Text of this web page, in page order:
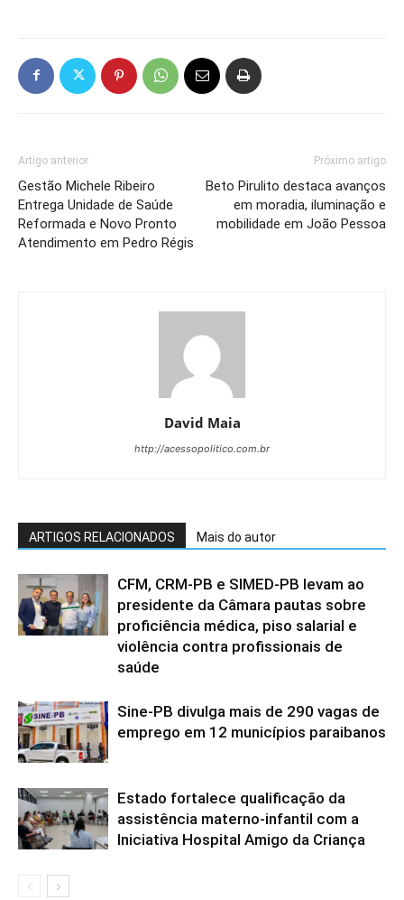
Artigo anterior
Gestão Michele Ribeiro
Entrega Unidade de Saúde
Reformada e Novo Pronto
Atendimento em Pedro Régis
Próximo artigo
Beto Pirulito destaca avanços
em moradia, iluminação e
mobilidade em João Pessoa
David Maia
http://acessopolitico.com.br
ARTIGOS RELACIONADOS Mais do autor
CFM, CRM-PB e SIMED-PB levam ao
presidente da Câmara pautas sobre
proficiência médica, piso salarial e
violência contra profissionais de
saúde
Sine-PB divulga mais de 290 vagas de
emprego em 12 municípios paraibanos
Estado fortalece qualificação da
assistência materno-infantil com a
Iniciativa Hospital Amigo da Criança